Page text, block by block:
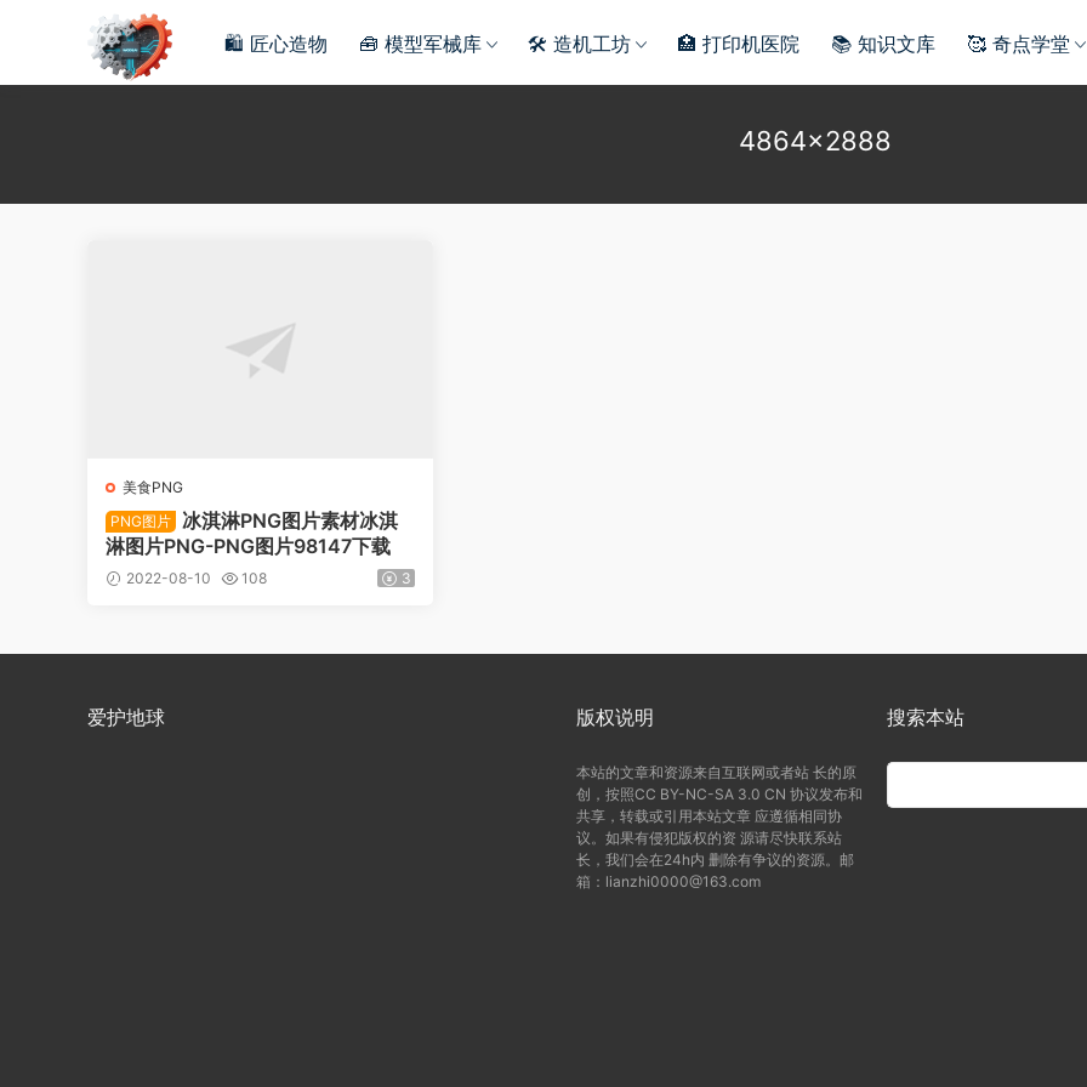
🛍️ 匠心造物 🧰 模型军械库 🛠️ 造机工坊 🏥 打印机医院 📚 知识文库 🥰 奇点学堂
4864×2888
美食PNG
PNG图片 冰淇淋PNG图片素材冰淇
淋图片PNG-PNG图片98147下载
2022-08-10 108 3
爱护地球 版权说明
本站的文章和资源来自互联网或者站 长的原
创，按照CC BY-NC-SA 3.0 CN 协议发布和
共享，转载或引用本站文章 应遵循相同协
议。如果有侵犯版权的资 源请尽快联系站
长，我们会在24h内 删除有争议的资源。邮
箱：lianzhi0000@163.com
搜索本站